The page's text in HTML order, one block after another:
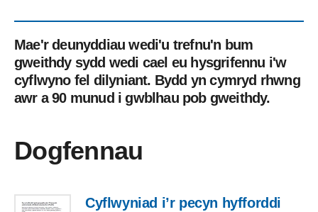
Mae'r deunyddiau wedi'u trefnu'n bum
gweithdy sydd wedi cael eu hysgrifennu i'w
cyflwyno fel dilyniant. Bydd yn cymryd rhwng
awr a 90 munud i gwblhau pob gweithdy.
Dogfennau
Cyflwyniad i’r pecyn hyfforddi